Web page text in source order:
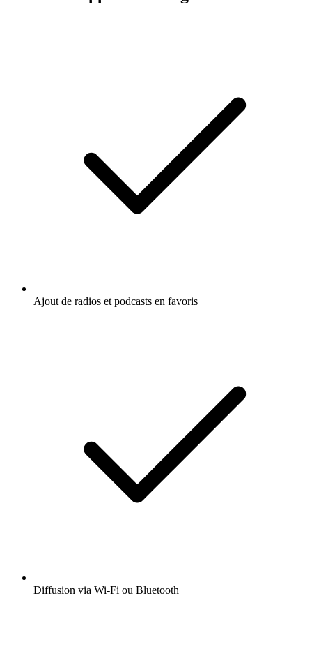
Ajout de radios et podcasts en favoris
Diffusion via Wi-Fi ou Bluetooth